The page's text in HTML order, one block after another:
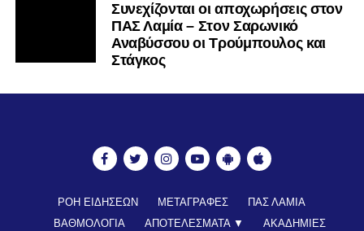
Συνεχίζονται οι αποχωρήσεις στον
ΠΑΣ Λαμία – Στον Σαρωνικό
Αναβύσσου οι Τρούμπουλος και
Στάγκος
ΡΟΗ ΕΙΔΗΣΕΩΝ ΜΕΤΑΓΡΑΦΕΣ
ΠΑΣ ΛΑΜΙΑ
ΒΑΘΜΟΛΟΓΙΑ
ΑΠΟΤΕΛΕΣΜΑΤΑ ▼
ΑΚΑΔΗΜΙΕΣ